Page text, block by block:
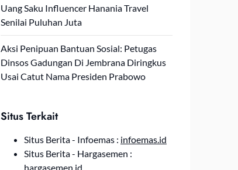
Uang Saku Influencer Hanania Travel
Senilai Puluhan Juta
Aksi Penipuan Bantuan Sosial: Petugas
Dinsos Gadungan Di Jembrana Diringkus
Usai Catut Nama Presiden Prabowo
Situs Terkait
Situs Berita - Infoemas : infoemas.id
Situs Berita - Hargasemen :
hargasemen.id